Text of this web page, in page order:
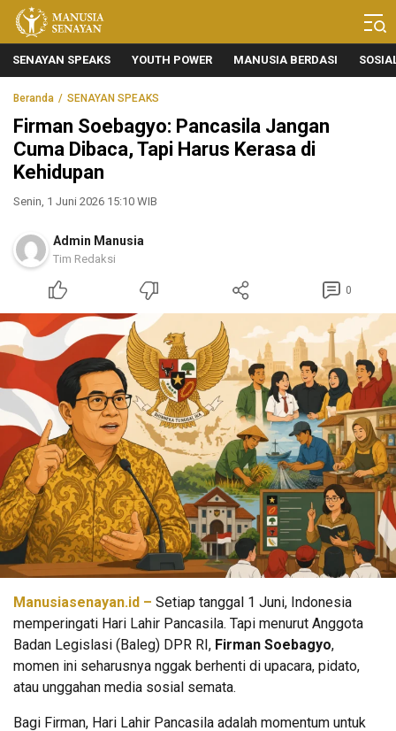
Manusia Senayan
Manusia Bicara, Senayan Bersuara
SENAYAN SPEAKS YOUTH POWER MANUSIA BERDASI
Beranda SENAYAN SPEAKS
Firman Soebagyo: Pancasila Jangan
Cuma Dibaca, Tapi Harus Kerasa di
Kehidupan
Senin, 1 Juni 2026 15:10 WIB
Admin Manusia
Tim Redaksi
0
Manusiasenayan.id – Setiap tanggal 1 Juni, Indonesia
memperingati Hari Lahir Pancasila. Tapi menurut Anggota
Badan Legislasi (Baleg) DPR RI, Firman Soebagyo,
momen ini seharusnya nggak berhenti di upacara, pidato,
atau unggahan media sosial semata.
Bagi Firman, Hari Lahir Pancasila adalah momentum untuk